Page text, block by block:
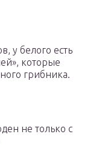
у белого есть
которые
грибника.
не только с